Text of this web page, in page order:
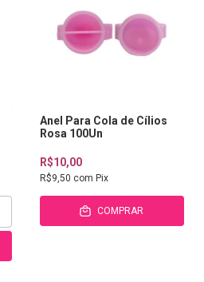
Anel Para Cola de Cílios
Rosa 100Un
R$10,00
R$9,50 com Pix
COMPRAR